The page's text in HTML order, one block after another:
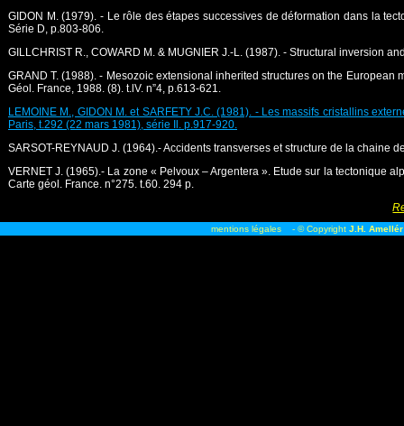
GIDON M. (1979). - Le rôle des étapes successives de déformation dans la
Série D, p.803-806.
GILLCHRIST R., COWARD M. & MUGNIER J.-L. (1987). - Structural inversion
GRAND T. (1988). - Mesozoic extensional inherited structures on the European
Géol. France, 1988. (8). t.lV. n”4, p.613-621.
LEMOINE M., GIDON M. et SARFETY J.C. (1981). - Les massifs cristallins
Paris, t.292 (22 mars 1981), série Il. p.917-920.
SARSOT-REYNAUD J. (1964).- Accidents transverses et structure de la chaine
VERNET J. (1965).- La zone « Pelvoux – Argentera ». Etude sur la tectonique
Carte géol. France. n°275. t.60. 294 p.
mentions légales - © CopyrightJ.H. Amellér